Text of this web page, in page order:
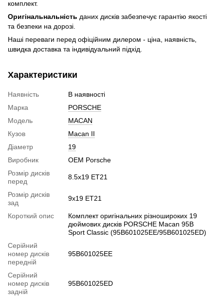
комплект.
Оригінальнальність даних дисків забезпечує гарантію якості
та безпеки на дорозі.
Наші переваги перед офіційним дилером - ціна, наявність,
швидка доставка та індивідуальний підхід.
Характеристики
Наявність
В наявності
Марка
PORSCHE
Модель
MACAN
Кузов
Macan II
Діаметр
19
Виробник
OEM Porsche
Розмір дисків
перед
8.5х19 ЕТ21
Розмір дисків
зад
9х19 ЕТ21
Короткий опис
Комплект оригінальних різношироких 19
дюймових дисків PORSCHE Macan 95B
Sport Classic (95B601025EE/95B601025ED)
Серійний
номер дисків
передній
95B601025EE
Серійний
номер дисків
задній
95B601025ED